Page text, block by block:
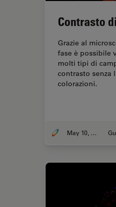
Contrasto
Grazie al
fase è possibile
molti tipi di
contrasto senza
colorazioni.
May 10, 2021